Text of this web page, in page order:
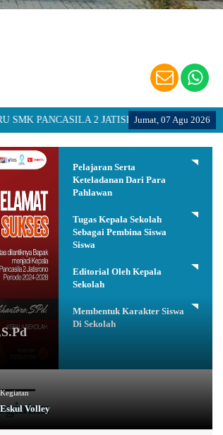
Jumat, 07 Agu 2026
2 JATISRONO
Pelajaran Serta
Keteladanan Dari Para
Pahlawan
Tugas Kepala Sekolah
Sebagai Pembina Siswa
Siswa
Editorial Oleh Kepala
Sekolah
Membentuk Karakter Siswa
Di Sekolah
Kegiatan
Eskul Volley